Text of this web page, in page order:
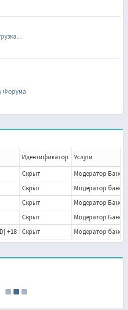
Форума
Идентификатор
Услуги
Скрыт Модератор Банов
Скрыт Модератор банов
Скрыт Модератор Банов
Скрыт Модератор Банов
+18 Скрыт Модератор банов